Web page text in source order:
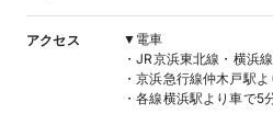
アクセス
▼電車
・JR京浜東北線・横浜
・京浜急行線仲木戸駅
・各線横浜駅より車で5